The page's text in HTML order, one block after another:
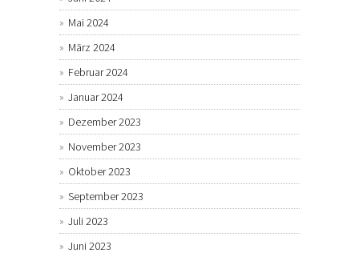
Mai 2024
März 2024
Februar 2024
Januar 2024
Dezember 2023
November 2023
Oktober 2023
September 2023
Juli 2023
Juni 2023